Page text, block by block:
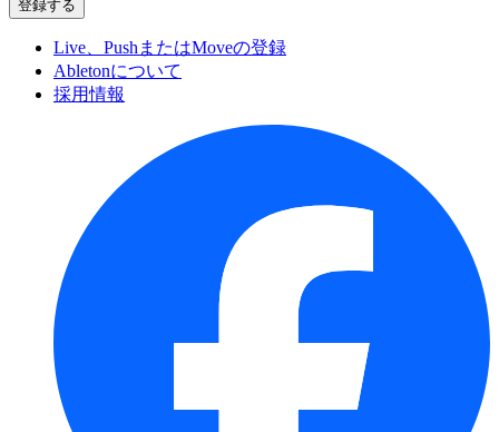
Live、PushまたはMoveの登録
Abletonについて
採用情報